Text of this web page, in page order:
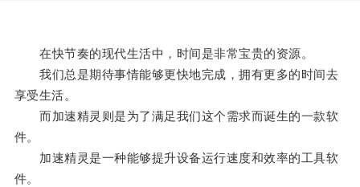
在快节奏的现代生活中，时间是非常宝贵的资源。
我们总是期待事情能够更快地完成，拥有更多的时间去
享受生活。
而加速精灵则是为了满足我们这个需求而诞生的一款软
件。
加速精灵是一种能够提升设备运行速度和效率的工具软
件。